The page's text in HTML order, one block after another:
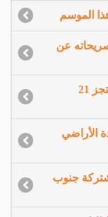
الموسم
عن
دورية تابعة لفـ اغنر الروسية في مالي تحتجز 21
الأراضي
مشتركة جنوب